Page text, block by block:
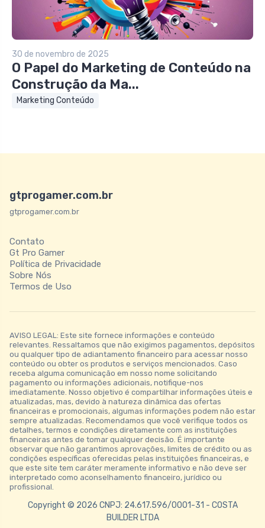
30 de novembro de 2025
O Papel do Marketing de Conteúdo na
Construção da Ma...
Marketing Conteúdo
gtprogamer.com.br
gtprogamer.com.br
Contato
Gt Pro Gamer
Política de Privacidade
Sobre Nós
Termos de Uso
AVISO LEGAL: Este site fornece informações e conteúdo
relevantes. Ressaltamos que não exigimos pagamentos, depósitos
ou qualquer tipo de adiantamento financeiro para acessar nosso
conteúdo ou obter os produtos e serviços mencionados. Caso
receba alguma comunicação em nosso nome solicitando
pagamento ou informações adicionais, notifique-nos
imediatamente. Nosso objetivo é compartilhar informações úteis e
atualizadas, mas, devido à natureza dinâmica das ofertas
financeiras e promocionais, algumas informações podem não estar
sempre atualizadas. Recomendamos que você verifique todos os
detalhes, termos e condições diretamente com as instituições
financeiras antes de tomar qualquer decisão. É importante
observar que não garantimos aprovações, limites de crédito ou as
condições específicas oferecidas pelas instituições financeiras, e
que este site tem caráter meramente informativo e não deve ser
interpretado como aconselhamento financeiro, jurídico ou
profissional.
Copyright © 2026 CNPJ: 24.617.596/0001-31 - COSTA
BUILDER LTDA